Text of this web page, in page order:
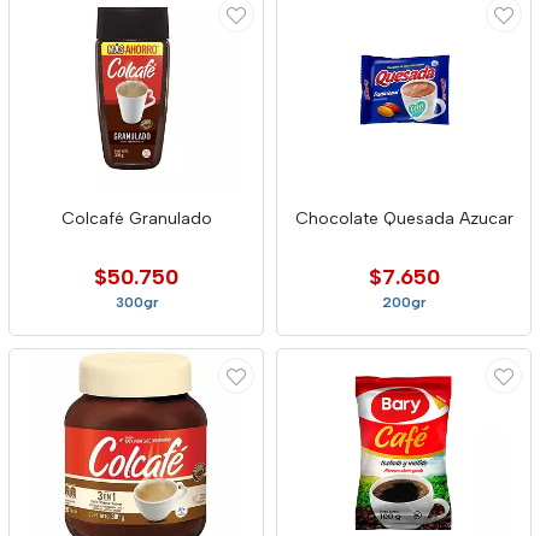
Colcafé Granulado
$50.750
300gr
Chocolate Quesada Azucar
$7.650
200gr